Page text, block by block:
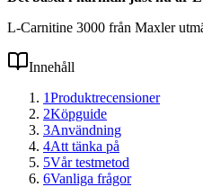
L-Carnitine 3000 från Maxler
Innehåll
1Produktrecensioner
2Köpguide
3Användning
4Att tänka på
5Vår testmetod
6Vanliga frågor